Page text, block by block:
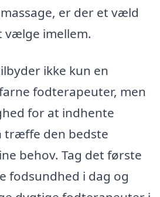
er der et væld
vælge imellem.
ikke kun en
fodterapeuter, men
for at indhente
træffe den bedste
behov. Tag det første
fodsundhed i dag og